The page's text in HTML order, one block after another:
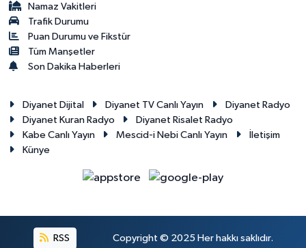
Namaz Vakitleri
Trafik Durumu
Puan Durumu ve Fikstür
Tüm Manşetler
Son Dakika Haberleri
Diyanet Dijital Diyanet TV Canlı Yayın
Diyanet Radyo
Diyanet Kuran Radyo
Diyanet Risalet Radyo
Kabe Canlı Yayın
Mescid-i Nebi Canlı Yayın
İletişim
Künye
RSS Copyright © 2025 Her hakkı saklıdır.